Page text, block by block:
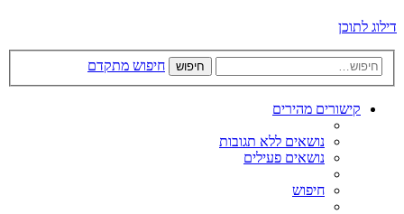
דילוג לתוכן
חיפוש חיפוש מתקדם
קישורים מהירים
נושאים ללא תגובות
נושאים פעילים
חיפוש